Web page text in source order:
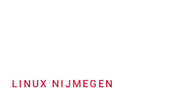
LINUX NIJMEGEN